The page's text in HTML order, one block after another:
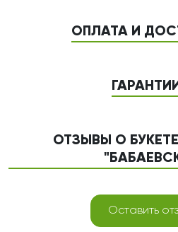
ОПЛАТА И
ГАРАНТИИ
ОТЗЫВЫ О
Оставить